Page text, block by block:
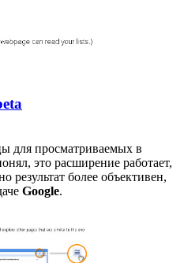
для просматриваемых в
это расширение работает,
результат более объективен,
Google.